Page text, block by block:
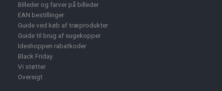
Billeder og farver på billeder
EAN bestillinger
Guide ved køb af træprodukter
Guide til brug af sugekopper
Ideshoppen rabatkoder
Black Friday
Vi støtter
Oversigt